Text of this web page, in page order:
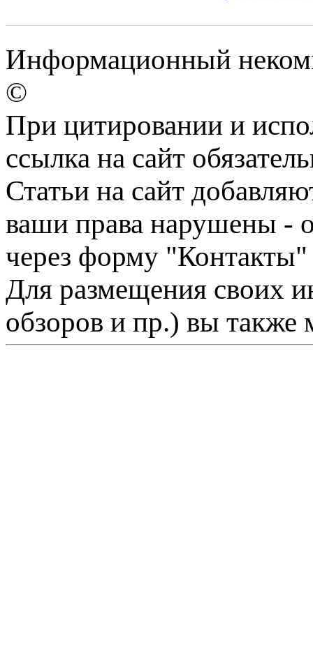
Информационный
©
При цитировании и
ссылка на сайт
Статьи на сайт
ваши права нарушены -
через форму "Контакты"
Для размещения своих
обзоров и пр.) вы также